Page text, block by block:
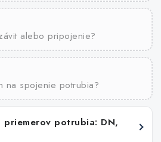
alebo pripojenie?
na spojenie potrubia?
priemerov potrubia: DN,